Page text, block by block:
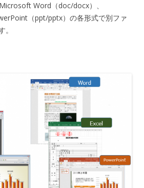
Word（doc/docx）、
（ppt/pptx）の各形式で別ファ